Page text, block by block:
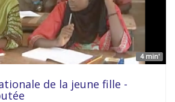
4 min'
de la jeune fille -